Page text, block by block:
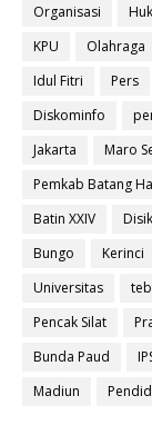
Organisasi
KPU
Olahraga
Idul Fitri
Pers
Diskominfo
Jakarta
Maro
Pemkab Batang
Batin XXIV
Bungo
Kerinci
Universitas
Pencak Silat
Bunda Paud
Madiun